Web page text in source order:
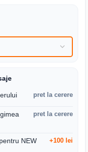
pret la cerere
pret la cerere
NEW
+100 lei